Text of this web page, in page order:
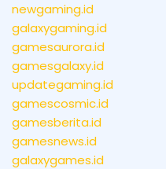
newgaming.id
galaxygaming.id
gamesaurora.id
gamesgalaxy.id
updategaming.id
gamescosmic.id
gamesberita.id
gamesnews.id
galaxygames.id